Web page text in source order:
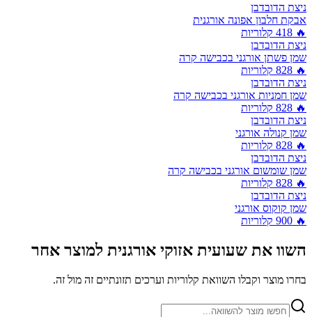
ניצת הדובדבן
אבקת חלבון אפונה אורגנית
🔥
418 קלוריות
ניצת הדובדבן
שמן פשתן אורגני בכבישה קרה
🔥
828 קלוריות
ניצת הדובדבן
שמן חמניות אורגני בכבישה קרה
🔥
828 קלוריות
ניצת הדובדבן
שמן קנולה אורגני
🔥
828 קלוריות
ניצת הדובדבן
שמן שומשום אורגני בכבישה קרה
🔥
828 קלוריות
ניצת הדובדבן
שמן קוקוס אורגני
🔥
900 קלוריות
השוו את שעועית אזוקי אורגנית למוצר אחר
בחרו מוצר וקבלו השוואת קלוריות וערכים תזונתיים זה מול זה.